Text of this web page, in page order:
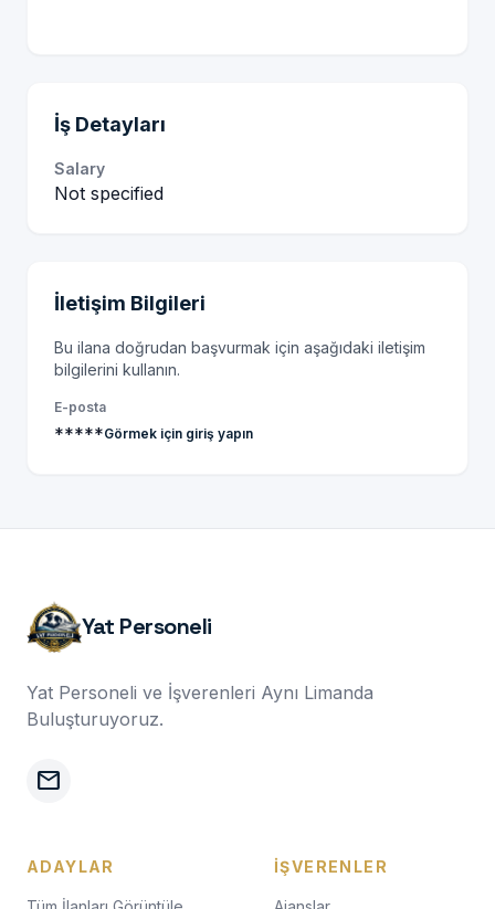
İş Detayları
Salary
Not specified
İletişim Bilgileri
Bu ilana doğrudan başvurmak için aşağıdaki iletişim
bilgilerini kullanın.
E-posta
*****Görmek için giriş yapın
Yat Personeli
Yat Personeli ve İşverenleri Aynı Limanda
Buluşturuyoruz.
mail
ADAYLAR İŞVERENLER